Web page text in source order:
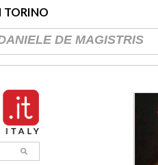
TORINO
DE MAGISTRIS